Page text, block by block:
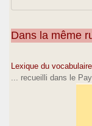
Dans la même
Lexique du
... recueilli dans le